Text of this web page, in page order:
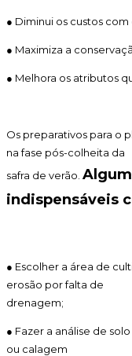
● Diminui os custos
● Maximiza a
● Melhora os atributos
Os preparativos para o
na fase pós-colheita da
safra de verão.
indispensáveis
● Escolher a área de
erosão por falta de
drenagem;
● Fazer a análise de
ou calagem